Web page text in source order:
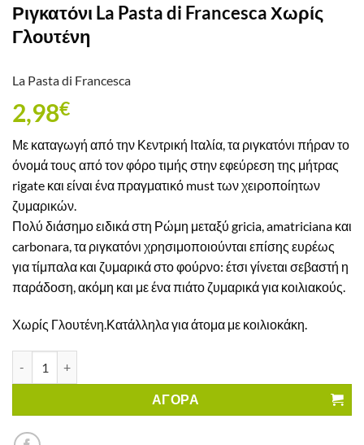
Ριγκατόνι La Pasta di Francesca Χωρίς
Γλουτένη
La Pasta di Francesca
2,98€
Με καταγωγή από την Κεντρική Ιταλία, τα ριγκατόνι πήραν το
όνομά τους από τον φόρο τιμής στην εφεύρεση της μήτρας
rigate και είναι ένα πραγματικό must των χειροποίητων
ζυμαρικών.
Πολύ διάσημο ειδικά στη Ρώμη μεταξύ gricia, amatriciana και
carbonara, τα ριγκατόνι χρησιμοποιούνται επίσης ευρέως
για τίμπαλα και ζυμαρικά στο φούρνο: έτσι γίνεται σεβαστή η
παράδοση, ακόμη και με ένα πιάτο ζυμαρικά για κοιλιακούς.
Χωρίς Γλουτένη.Κατάλληλα για άτομα με κοιλιοκάκη.
ΑΓΟΡΑ